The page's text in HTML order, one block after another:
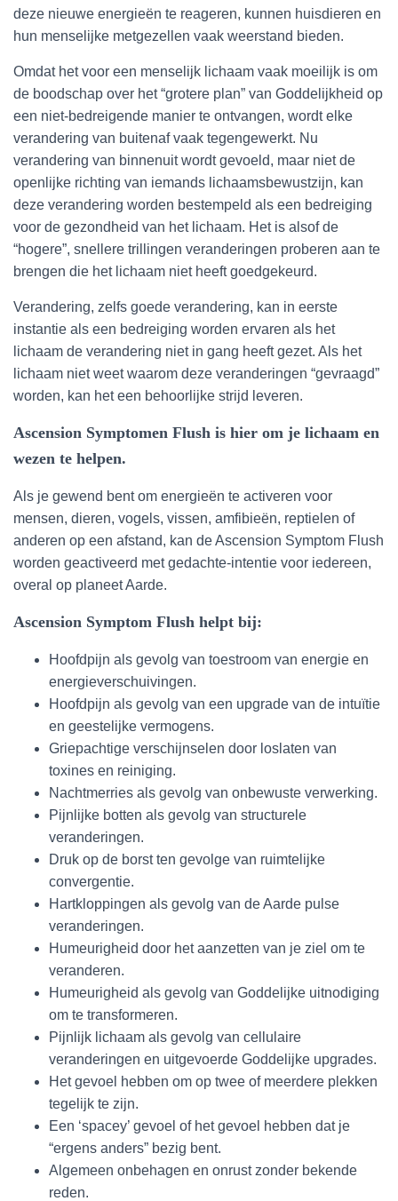
deze nieuwe energieën te reageren, kunnen huisdieren en
hun menselijke metgezellen vaak weerstand bieden.
Omdat het voor een menselijk lichaam vaak moeilijk is om
de boodschap over het “grotere plan” van Goddelijkheid op
een niet-bedreigende manier te ontvangen, wordt elke
verandering van buitenaf vaak tegengewerkt. Nu
verandering van binnenuit wordt gevoeld, maar niet de
openlijke richting van iemands lichaamsbewustzijn, kan
deze verandering worden bestempeld als een bedreiging
voor de gezondheid van het lichaam. Het is alsof de
“hogere”, snellere trillingen veranderingen proberen aan te
brengen die het lichaam niet heeft goedgekeurd.
Verandering, zelfs goede verandering, kan in eerste
instantie als een bedreiging worden ervaren als het
lichaam de verandering niet in gang heeft gezet. Als het
lichaam niet weet waarom deze veranderingen “gevraagd”
worden, kan het een behoorlijke strijd leveren.
Ascension Symptomen Flush is hier om je lichaam en
wezen te helpen.
Als je gewend bent om energieën te activeren voor
mensen, dieren, vogels, vissen, amfibieën, reptielen of
anderen op een afstand, kan de Ascension Symptom Flush
worden geactiveerd met gedachte-intentie voor iedereen,
overal op planeet Aarde.
Ascension Symptom Flush helpt bij:
Hoofdpijn als gevolg van toestroom van energie en
energieverschuivingen.
Hoofdpijn als gevolg van een upgrade van de intuïtie
en geestelijke vermogens.
Griepachtige verschijnselen door loslaten van
toxines en reiniging.
Nachtmerries als gevolg van onbewuste verwerking.
Pijnlijke botten als gevolg van structurele
veranderingen.
Druk op de borst ten gevolge van ruimtelijke
convergentie.
Hartkloppingen als gevolg van de Aarde pulse
veranderingen.
Humeurigheid door het aanzetten van je ziel om te
veranderen.
Humeurigheid als gevolg van Goddelijke uitnodiging
om te transformeren.
Pijnlijk lichaam als gevolg van cellulaire
veranderingen en uitgevoerde Goddelijke upgrades.
Het gevoel hebben om op twee of meerdere plekken
tegelijk te zijn.
Een ‘spacey’ gevoel of het gevoel hebben dat je
“ergens anders” bezig bent.
Algemeen onbehagen en onrust zonder bekende
reden.